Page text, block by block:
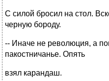
С силой бросил на стол.
черную бороду.
-- Иначе не революция, а
пакостничанье. Опять
взял карандаш.